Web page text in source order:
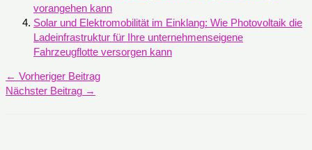
vorangehen kann
Solar und Elektromobilität im Einklang: Wie Photovoltaik die
Ladeinfrastruktur für Ihre unternehmenseigene
Fahrzeugflotte versorgen kann
← Vorheriger Beitrag
Nächster Beitrag →